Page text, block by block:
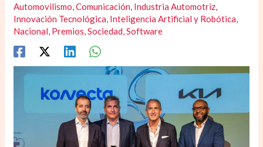
Automovilismo,Comunicación, Industria Automotriz,
Innovación Tecnológica, Inteligencia Artificial y Robótica,
Nacional, Premios,Sociedad,Software